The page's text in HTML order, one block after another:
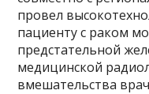
провел
пациенту с раком
предстательной
медицинской
вмешательства